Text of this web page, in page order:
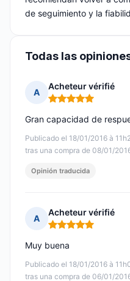
de seguimiento y la
Todas las
A
Acheteur vérifié
Nota: 5 de 5
Publicado el 18/01/2016 à
tras una compra de 08/01/
Gran capacidad de
Opinión traducida
A
Acheteur vérifié
Nota: 5 de 5
Publicado el 18/01/2016 à
tras una compra de 06/01/
Muy buena